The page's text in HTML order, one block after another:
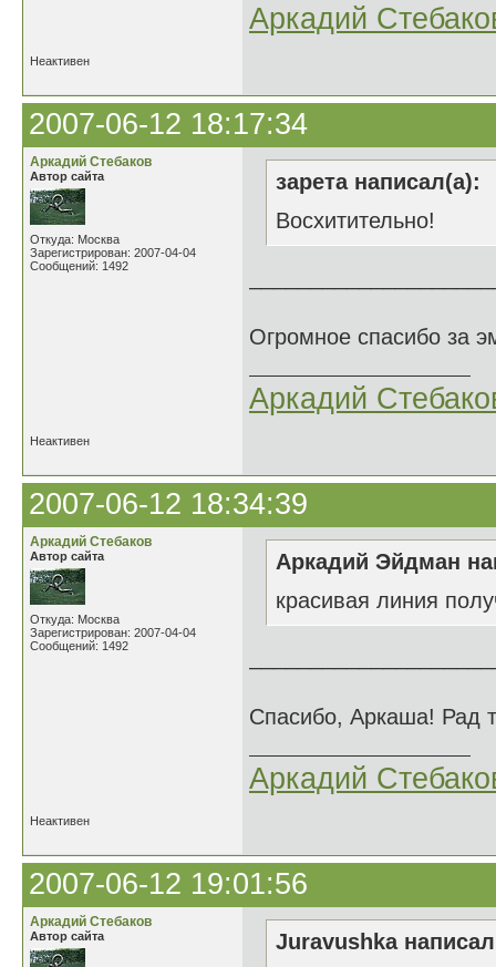
Аркадий
Неактивен
2007-06-12 18:17:34
Аркадий Стебаков
Автор сайта
Откуда: Москва
Зарегистрирован: 2007-04-04
Сообщений: 1492
зарета написал(а):
Восхитительно!
Огромное спасибо за
Аркадий
Неактивен
2007-06-12 18:34:39
Аркадий Стебаков
Автор сайта
Откуда: Москва
Зарегистрирован: 2007-04-04
Сообщений: 1492
Аркадий Эйдман
красивая линия
Спасибо, Аркаша! Рад
Аркадий
Неактивен
2007-06-12 19:01:56
Аркадий Стебаков
Автор сайта
Juravushka